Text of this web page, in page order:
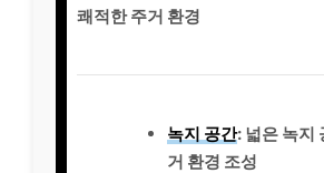
쾌적한 주거 환경
녹지 공간: 넓은 녹지
거 환경 조성